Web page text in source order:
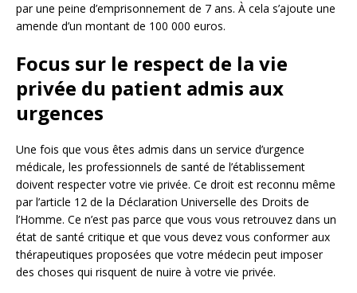
par une peine d’emprisonnement de 7 ans. À cela s’ajoute une
amende d’un montant de 100 000 euros.
Focus sur le respect de la vie
privée du patient admis aux
urgences
Une fois que vous êtes admis dans un service d’urgence
médicale, les professionnels de santé de l’établissement
doivent respecter votre vie privée. Ce droit est reconnu même
par l’article 12 de la Déclaration Universelle des Droits de
l’Homme. Ce n’est pas parce que vous vous retrouvez dans un
état de santé critique et que vous devez vous conformer aux
thérapeutiques proposées que votre médecin peut imposer
des choses qui risquent de nuire à votre vie privée.